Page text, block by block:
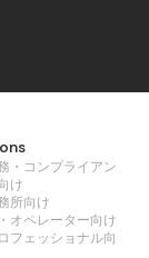
・コンプライアン
け
所向け
オペレーター向け
フェッショナル向